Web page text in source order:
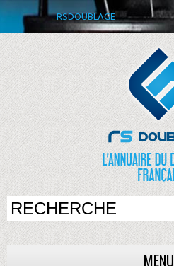
RSDOUBLAGE
MENU